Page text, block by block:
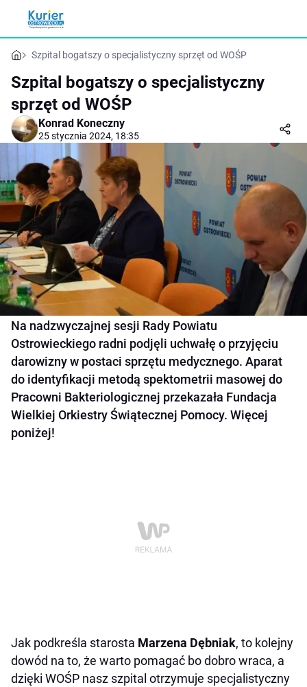
Szpital bogatszy o specjalistyczny sprzęt od WOŚP
Szpital bogatszy o specjalistyczny
sprzęt od WOŚP
Konrad Koneczny
25 stycznia 2024, 18:35
Na nadzwyczajnej sesji Rady Powiatu
Ostrowieckiego radni podjęli uchwałę o przyjęciu
darowizny w postaci sprzętu medycznego. Aparat
do identyfikacji metodą spektometrii masowej do
Pracowni Bakteriologicznej przekazała Fundacja
Wielkiej Orkiestry Świątecznej Pomocy. Więcej
poniżej!
Jak podkreśla starosta Marzena Dębniak, to kolejny
dowód na to, że warto pomagać bo dobro wraca, a
dzięki WOŚP nasz szpital otrzymuje specjalistyczny